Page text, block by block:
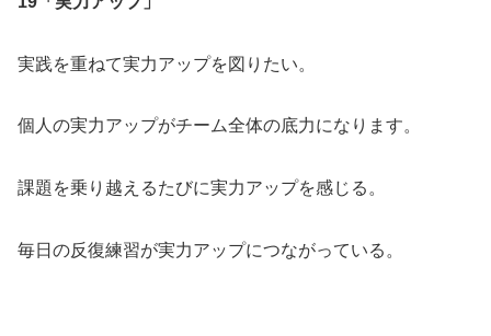
実践を重ねて実力アップを図りたい。
個人の実力アップがチーム全体の底力になります。
課題を乗り越えるたびに実力アップを感じる。
毎日の反復練習が実力アップにつながっている。